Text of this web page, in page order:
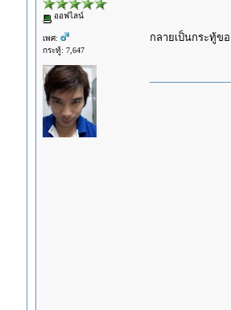
ออฟไลน์
เพศ:
กระทู้: 7,647
กลายเป็นกระทู้ข